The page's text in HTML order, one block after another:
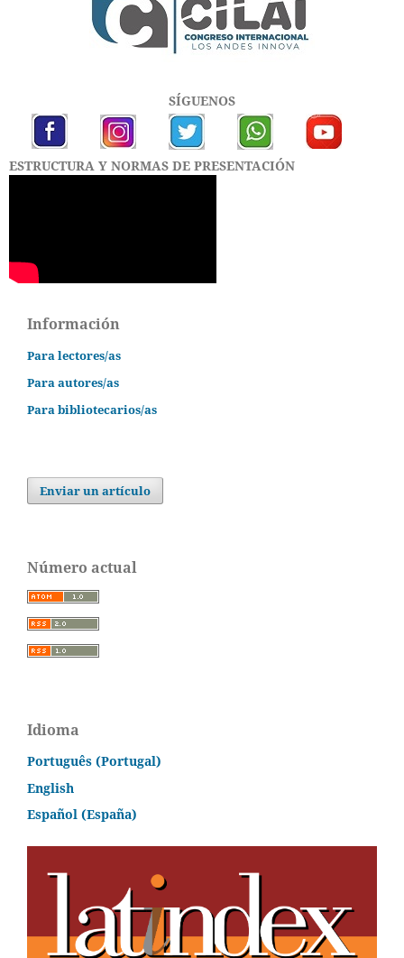
SÍGUENOS
ESTRUCTURA Y NORMAS DE PRESENTACIÓN
Información
Para lectores/as
Para autores/as
Para bibliotecarios/as
Enviar un artículo
Número actual
Idioma
Português (Portugal)
English
Español (España)